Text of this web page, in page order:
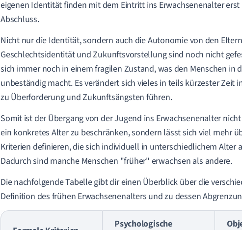
eigenen Identität finden mit dem Eintritt ins Erwachsenenalter
Abschluss.
Nicht nur die Identität, sondern auch die Autonomie von den
Geschlechtsidentität und Zukunftsvorstellung sind noch nicht
sich immer noch in einem fragilen Zustand, was den Menschen in
unbeständig macht. Es verändert sich vieles in teils kürzester Zeit
zu Überforderung und Zukunftsängsten führen.
Somit ist der Übergang von der Jugend ins Erwachsenenalter
ein konkretes Alter zu beschränken, sondern lässt sich viel mehr
Kriterien definieren, die sich individuell in unterschiedlichem Alter
Dadurch sind manche Menschen "früher" erwachsen als andere.
Die nachfolgende Tabelle gibt dir einen Überblick über die
Definition des frühen Erwachsenenalters und zu dessen
Psychologische